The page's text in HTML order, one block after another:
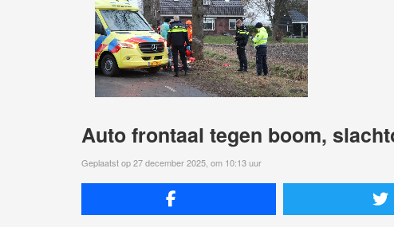
Auto frontaal tegen boom,
Geplaatst op 27 december 2025, om 10:13 uur